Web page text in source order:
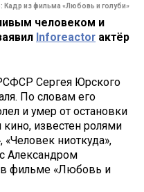
Кадр из фильма «Любовь и голуби»
человеком и
Inforeactor актёр
Сергея Юрского
По словам его
и умер от остановки
кино, известен ролями
«Человек ниоткуда»,
Александром
фильме «Любовь и